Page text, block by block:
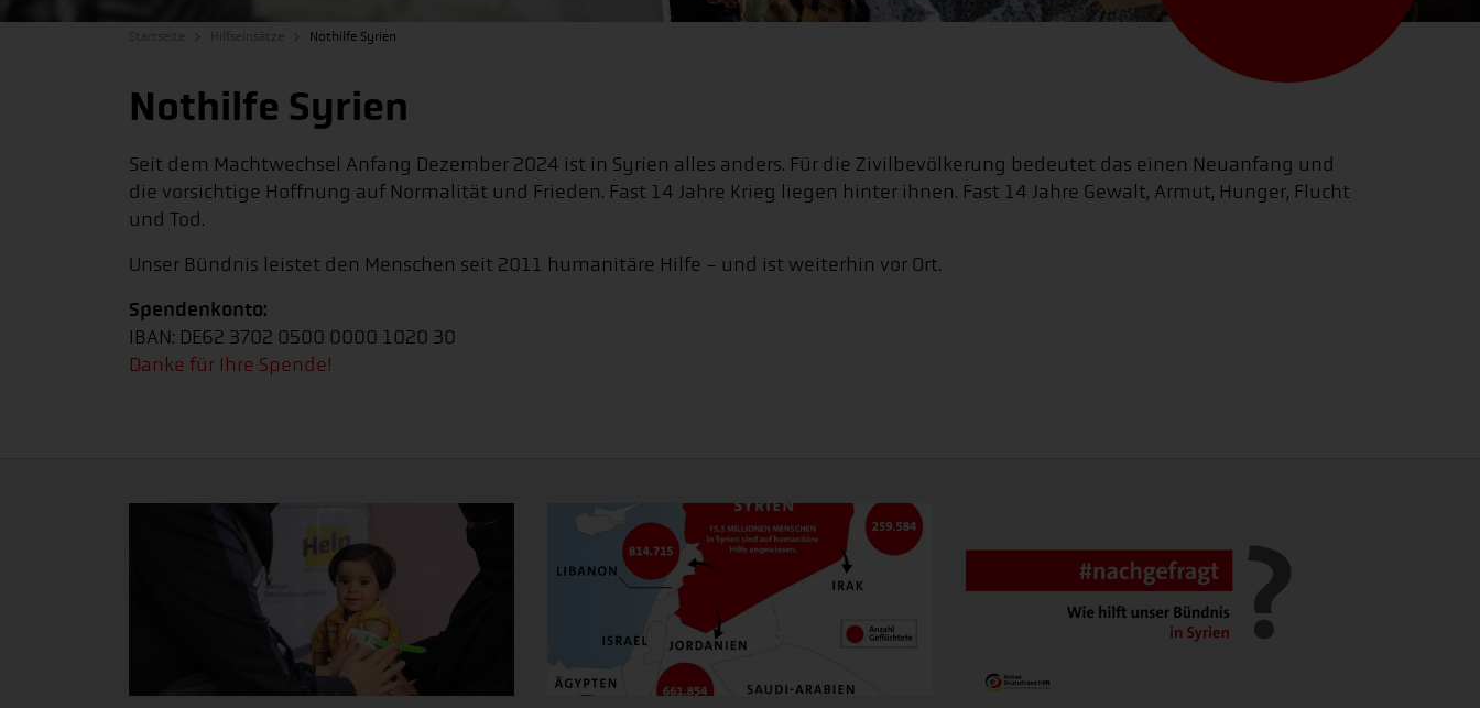
Nothilfe Syrien
Nothilfe Syrien
Seit dem Machtwechsel Anfang Dezember 2024 ist in Syrien alles anders. Für die Zivilbevölkerung bedeutet das einen Neuanfang und
die vorsichtige Hoffnung auf Normalität und Frieden. Fast 14 Jahre Krieg liegen hinter ihnen. Fast 14 Jahre Gewalt, Armut, Hunger, Flucht
und Tod.
Unser Bündnis leistet den Menschen seit 2011 humanitäre Hilfe - und ist weiterhin vor Ort.
Spendenkonto:
IBAN: DE62 3702 0500 0000 1020 30
Danke für Ihre Spende!